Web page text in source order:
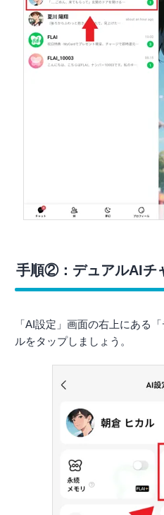
手順②：デュアルAIチ
「AI設定」画面の右上にある
ルをタップしましょう。